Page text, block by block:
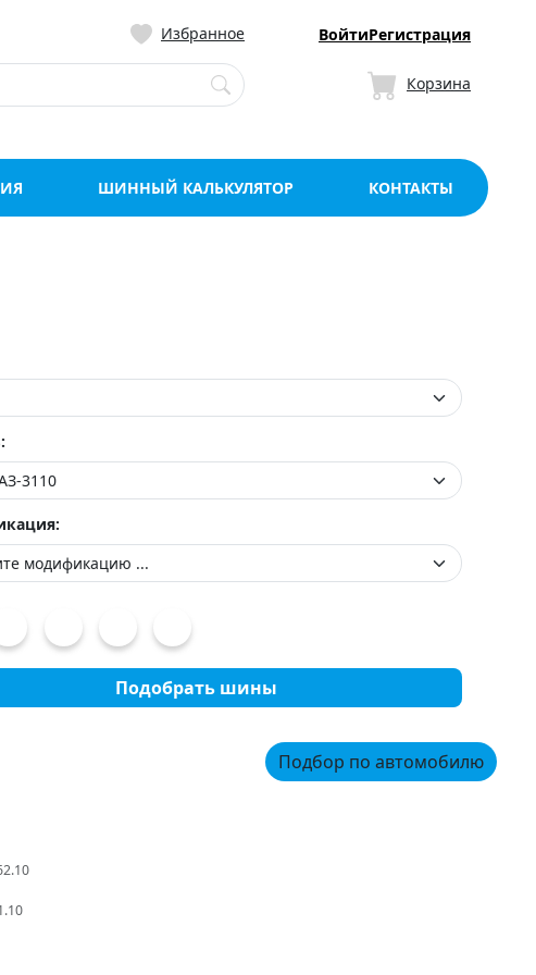
со склада в
Избранное ВойтиРегистрация
Корзина
ШИННЫЙ КАЛЬКУЛЯТОР КОНТАКТЫ
Подобрать шины
Подбор по автомобилю